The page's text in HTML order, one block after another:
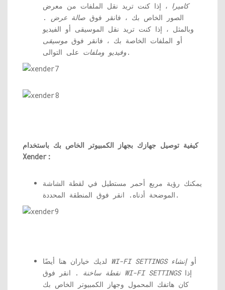
كاميرا ، إذا كنت تريد نقل الملفات من معرض
الصور الخاص بك ، فانقر فوق صالة عرض .
وبالمثل ، إذا كنت تريد نقل الموسيقى أو الفيديو
أو الملفات الخاصة بك ، فانقر فوق موسيقى
وفيديو وملفاتعلى التوالى.
كيفية توصيل جهازك بجهاز الكمبيوتر الخاص بك باستخدام
Xender:
يمكنك رؤية مربع أحمر مستطيل في لقطة الشاشة
الموضحة أدناه. انقر فوق المنطقة المحددة.
WI-FI SETTINGS أوإنشاء
نقطة ساخنة WI-FI SETTINGSإذا
كان هاتفك المحمول وجهاز الكمبيوتر الخاص بك